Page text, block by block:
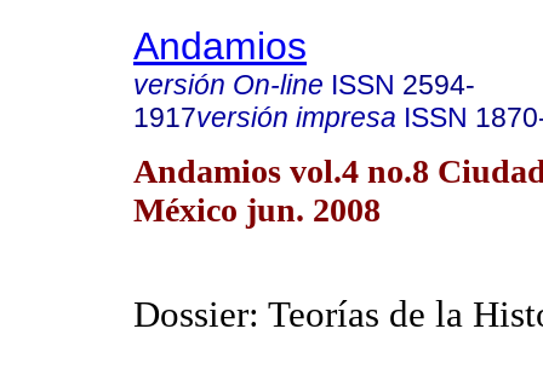
Andamios
versión On-line ISSN 2594-
1917versión impresa ISSN
Andamios vol.4 no.8
México jun. 2008
Dossier: Teorías de la